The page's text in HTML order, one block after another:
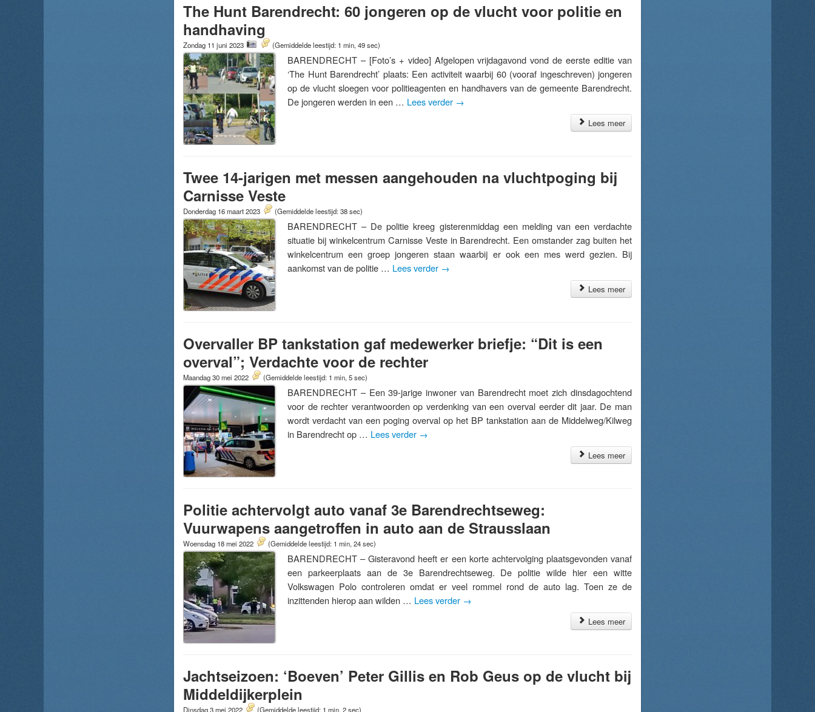
The Hunt Barendrecht: 60 jongeren op de vlucht voor politie en
handhaving
Zondag 11 juni 2023 (Gemiddelde leestijd: 1 min, 49 sec)
BARENDRECHT – [Foto’s + video] Afgelopen vrijdagavond vond de eerste editie van
‘The Hunt Barendrecht’ plaats: Een activiteit waarbij 60 (vooraf ingeschreven) jongeren
op de vlucht sloegen voor politieagenten en handhavers van de gemeente Barendrecht.
De jongeren werden in een … Lees verder →
Lees meer
Twee 14-jarigen met messen aangehouden na vluchtpoging bij
Carnisse Veste
Donderdag 16 maart 2023 (Gemiddelde leestijd: 38 sec)
BARENDRECHT – De politie kreeg gisterenmiddag een melding van een verdachte
situatie bij winkelcentrum Carnisse Veste in Barendrecht. Een omstander zag buiten het
winkelcentrum een groep jongeren staan waarbij er ook een mes werd gezien. Bij
aankomst van de politie … Lees verder →
Lees meer
Overvaller BP tankstation gaf medewerker briefje: “Dit is een
overval”; Verdachte voor de rechter
Maandag 30 mei 2022 (Gemiddelde leestijd: 1 min, 5 sec)
BARENDRECHT – Een 39-jarige inwoner van Barendrecht moet zich dinsdagochtend
voor de rechter verantwoorden op verdenking van een overval eerder dit jaar. De man
wordt verdacht van een poging overval op het BP tankstation aan de Middelweg/Kilweg
in Barendrecht op … Lees verder →
Lees meer
Politie achtervolgt auto vanaf 3e Barendrechtseweg:
Vuurwapens aangetroffen in auto aan de Strausslaan
Woensdag 18 mei 2022 (Gemiddelde leestijd: 1 min, 24 sec)
BARENDRECHT – Gisteravond heeft er een korte achtervolging plaatsgevonden vanaf
een parkeerplaats aan de 3e Barendrechtseweg. De politie wilde hier een witte
Volkswagen Polo controleren omdat er veel rommel rond de auto lag. Toen ze de
inzittenden hierop aan wilden … Lees verder →
Lees meer
Jachtseizoen: ‘Boeven’ Peter Gillis en Rob Geus op de vlucht bij
Middeldijkerplein
Dinsdag 3 mei 2022 (Gemiddelde leestijd: 1 min, 2 sec)